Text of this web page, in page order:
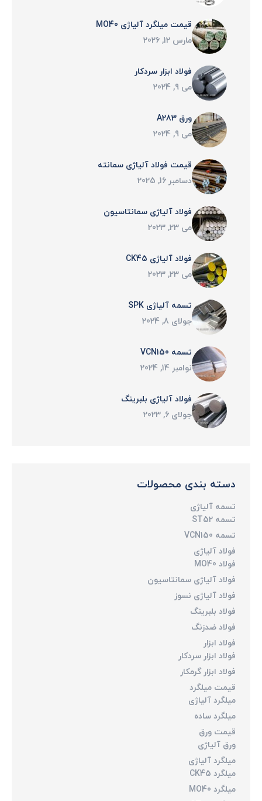
قیمت میلگرد آلیاژی MO40
مارس 12, 2026
فولاد ابزار سردکار
می 9, 2024
ورق A283
می 9, 2024
قیمت فولاد آلیاژی سمانته
دسامبر 16, 2025
فولاد آلياژی سمانتاسيون
می 23, 2023
فولاد آلیاژی CK45
می 23, 2023
تسمه آلیاژی SPK
جولای 8, 2024
تسمه VCN150
نوامبر 14, 2024
فولاد آلیاژی بلبرینگ
جولای 6, 2023
دسته بندی محصولات
تسمه آلیاژی
تسمه ST52
تسمه VCN150
فولاد آلیاژی
فولاد MO40
فولاد آلیاژی سمانتاسیون
فولاد آلیاژی نسوز
فولاد بلبرینگ
فولاد ضدزنگ
فولاد ابزار
فولاد ابزار سردکار
فولاد ابزار گرمکار
قیمت میلگرد
میلگرد آلیاژی
میلگرد ساده
قیمت ورق
ورق آلیاژی
میلگرد آلیاژی
میلگرد CK45
میلگرد MO40